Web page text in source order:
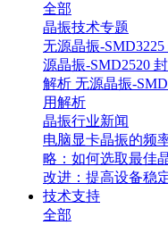
全部
晶振技术专题
无源晶振-
源晶振-SMD2520
解析 无源晶振-
用解析
晶振行业新闻
电脑显卡晶振的频
略：如何选取最佳
改进：提高设备稳
技术支持
全部